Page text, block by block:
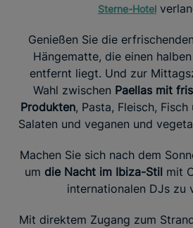
Sterne-Hotel
Genießen Sie die
Hängematte, die einen
entfernt liegt. Und zur
Wahl zwischen Paellas mit
Produkten, Pasta, Fleisch,
Salaten und veganen und
Machen Sie sich nach dem
um die Nacht im Ibiza-Stilmit
internationalen DJs zu
Mit direktem Zugang zum